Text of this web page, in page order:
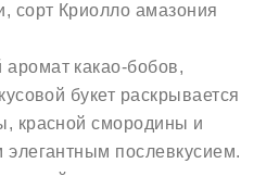
сорт Криолло амазония
какао-бобов,
букет раскрывается
красной смородины и
послевкусием.